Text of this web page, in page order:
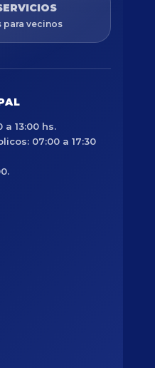
para vecinos
13:00 hs.
07:00 a 17:30